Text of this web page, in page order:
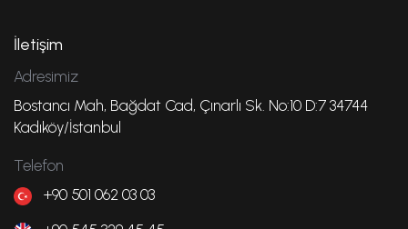
İletişim
Adresimiz
Bostancı Mah, Bağdat Cad, Çınarlı Sk. No:10 D:7 34744
Kadıköy/İstanbul
Telefon
+90 501 062 03 03